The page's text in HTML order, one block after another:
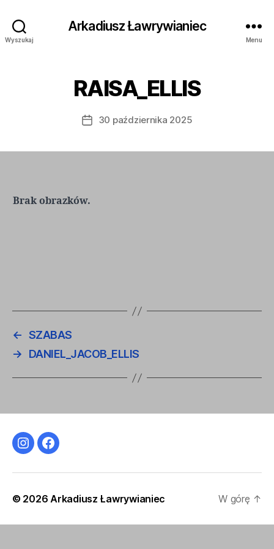
Wyszukaj
Arkadiusz Ławrywianiec
Menu
RAISA_ELLIS
Data30 października 2025
Brak obrazków.
← SZABAS
→
DANIEL_JACOB_ELLIS
InstagramFacebook
© 2026Arkadiusz Ławrywianiec W górę ↑